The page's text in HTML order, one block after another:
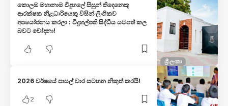
ශ්‍රී ලංකා
කොලඹ මහානාම විදුහලේ සිසුන් තිදෙනෙකු
ආරක්ෂක නිළධාරියෙකු විසින් ලිංගිකව
අපයෝජනය කරලා : විදුහල්පති සිද්ධිය යටපත් කල
බවට චෝදනා!
2026 වර්ෂයේ පාසල් වාර සටහන නිකුත් කරයි!
2